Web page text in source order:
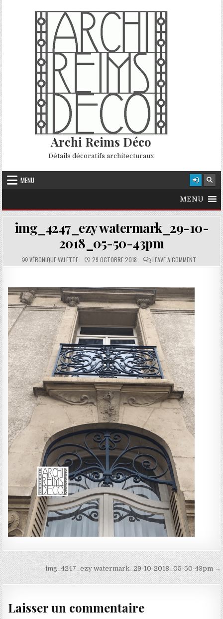
Skip to content
Archi Reims Déco
Détails décoratifs architecturaux
MENU
MENU
img_4247_ezy watermark_29-10-
2018_05-50-43pm
AUTHOR:
VÉRONIQUE VALETTE PUBLISHED DATE:
29 OCTOBRE 2018 COMMENTS:
LEAVE A COMMENT ON
Navigation de l’article
img_4247_ezy watermark_29-10-2018_05-50-43pm →
Laisser un commentaire